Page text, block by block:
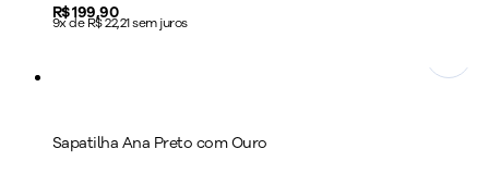
Price:
R$ 199,90
9x de R$ 22,21 sem juros
Sapatilha Ana Preto com Ouro